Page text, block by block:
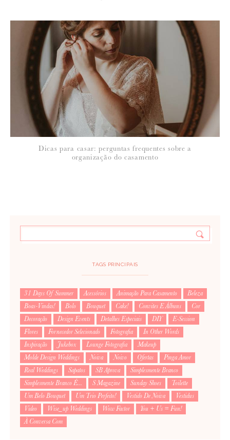
Dicas para casar: perguntas frequentes sobre a
organização do casamento
TAGS PRINCIPAIS
31 Days Of Summer Acessórios Animação Para Casamento
Beleza
Boas-Vindas!
Bolo Bouquet Cake! Convites E Álbuns
Cor
Decoração
Design Events Detalhes Especiais DIY
E-Session
Flores
Fornecedor Selecionado Fotografia
In Other Words
Inspiração
Jukebox Lounge Fotografia
Makeup
Molde Design Weddings
Noiva Noivo Ofertas
Pinga Amor
Real Weddings
Sapatos SB Aprova
Simplesmente Branco
Simplesmente Branco É...
S Magazine Sunday Shoes
Toilette
Um Belo Bouquet
Um Trio Perfeito! Vestido De Noiva
Vestidus
Video
Wise_up Weddings Wow Factor
You + Us = Fun!
À Conversa Com